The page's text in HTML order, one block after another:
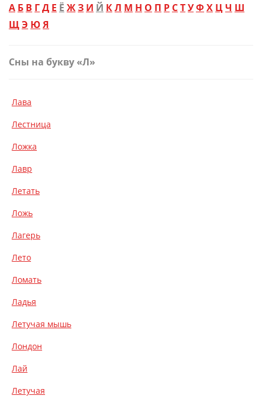
А Б В ГД Е Ё ЖЗ И Й КЛ М Н О П Р СТУФ Х ЦЧ Ш
ЩЭ ЮЯ
Сны на букву «Л»
Лава
Лестница
Ложка
Лавр
Летать
Ложь
Лагерь
Лето
Ломать
Ладья
Летучая мышь
Лондон
Лай
Летучая